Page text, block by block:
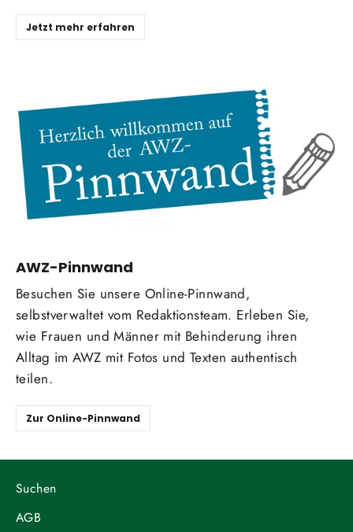
Jetzt mehr erfahren
AWZ-Pinnwand
Besuchen Sie unsere Online-Pinnwand,
selbstverwaltet vom Redaktionsteam. Erleben Sie,
wie Frauen und Männer mit Behinderung ihren
Alltag im AWZ mit Fotos und Texten authentisch
teilen.
Zur Online-Pinnwand
Suchen
AGB